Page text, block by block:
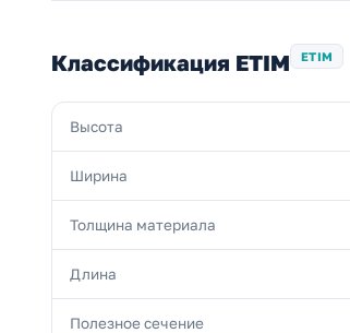
Классификация ETIM ETIM
Высота
Ширина
Толщина материала
Длина
Полезное сечение